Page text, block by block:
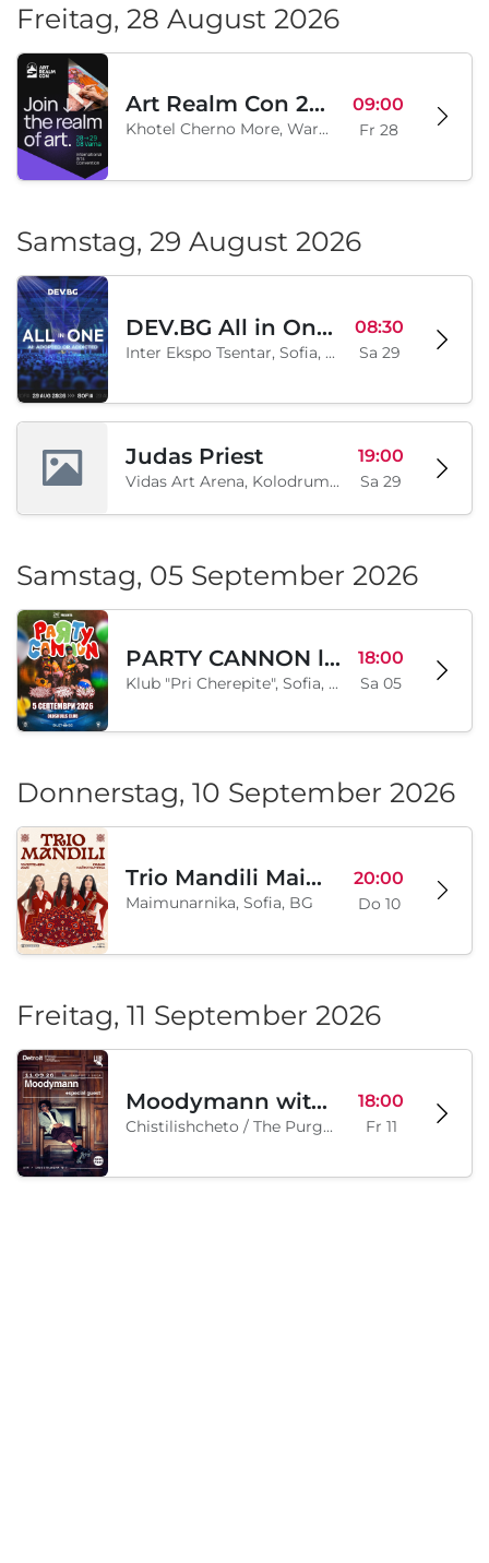
Freitag, 28 August 2026
Art Realm Con 2026
Khotel Cherno More, Warna, BG
09:00
Fr 28
Samstag, 29 August 2026
DEV.BG All in One 2026
Inter Ekspo Tsentar, Sofia, BG
08:30
Sa 29
Judas Priest
Vidas Art Arena, Kolodrum, Borisova gradina, Sofia, BG
19:00
Sa 29
Samstag, 05 September 2026
PARTY CANNON live in Sofia
Klub "Pri Cherepite", Sofia, BG
18:00
Sa 05
Donnerstag, 10 September 2026
Trio Mandili Maimunarnika- Sofia
Maimunarnika, Sofia, BG
20:00
Do 10
Freitag, 11 September 2026
Moodymann with special guests
Chistilishcheto / The Purgatory, Sofia, BG
18:00
Fr 11